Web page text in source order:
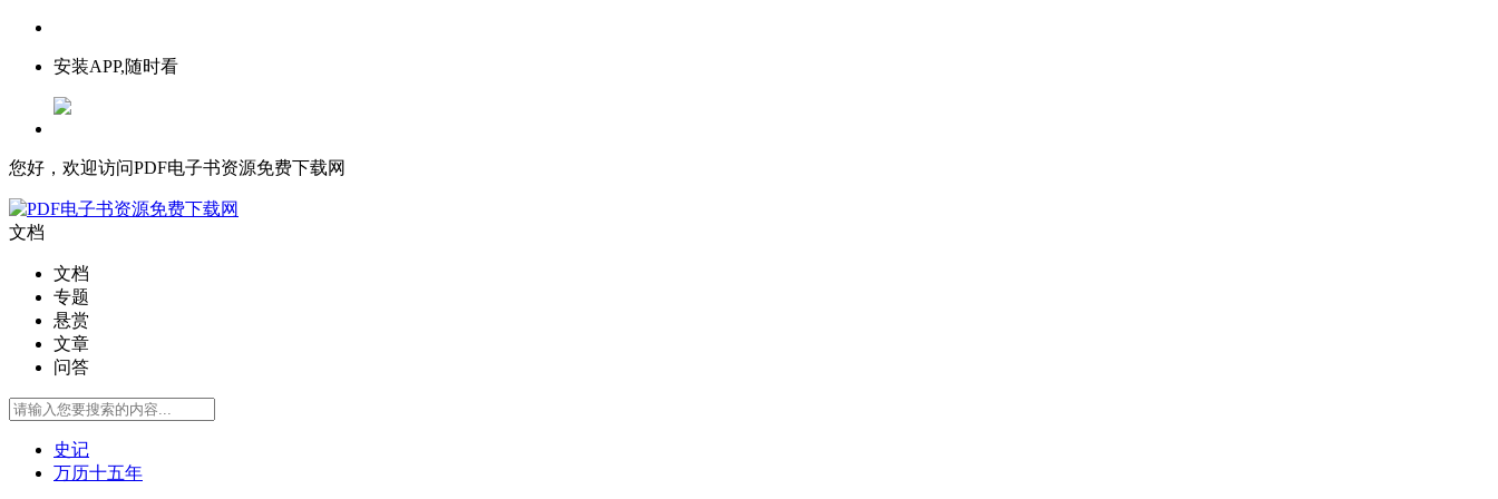
安装APP,随时看
您好，欢迎访问PDF电子书资源免费下载网
文档
文档
专题
悬赏
文章
问答
史记
万历十五年